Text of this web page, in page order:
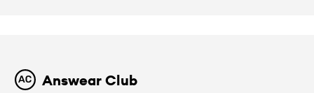
Answear Club